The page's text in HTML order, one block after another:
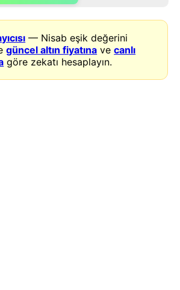
— Nisab eşik değerini
güncel altın fiyatına vecanlı
göre zekatı hesaplayın.